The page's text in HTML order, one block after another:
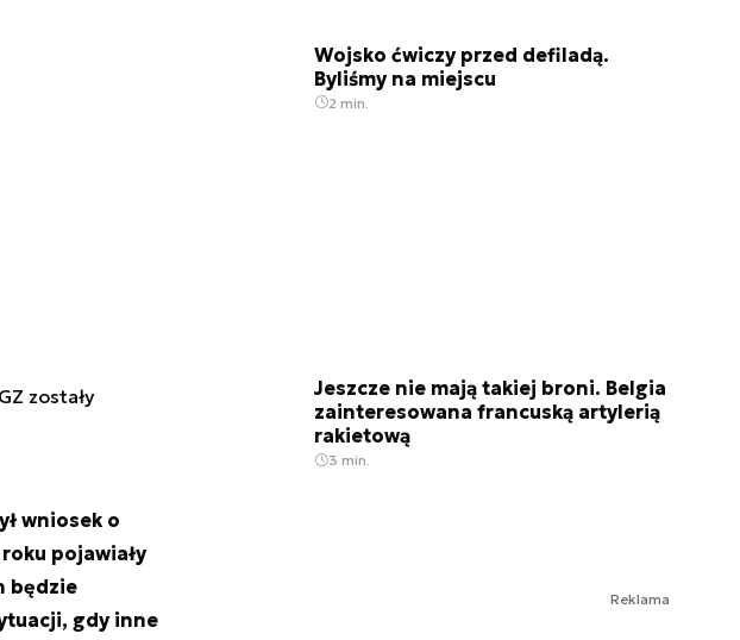
zostały
wniosek o
pojawiały
będzie
gdy inne
Wojsko ćwiczy przed defiladą.
Byliśmy na miejscu
2 min.
Jeszcze nie mają takiej broni. Belgia
zainteresowana francuską artylerią
rakietową
3 min.
Reklama